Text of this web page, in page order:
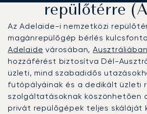
repülőtérre
Az Adelaide-i nemzetközi
magánrepülőgép bérlés
Adelaide városában,Ausztráliában
hozzáférést biztosítva Dél-
üzleti, mind szabadidős
futópályáinak és a dedikált üzleti
szolgáltatásoknak köszönhetően
privát repülőgépek teljes skáláját